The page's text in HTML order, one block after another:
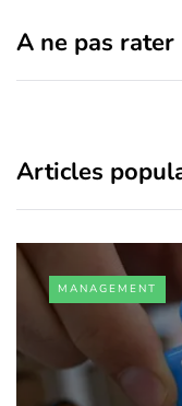
A ne pas rater
Articles
MANAGEMENT